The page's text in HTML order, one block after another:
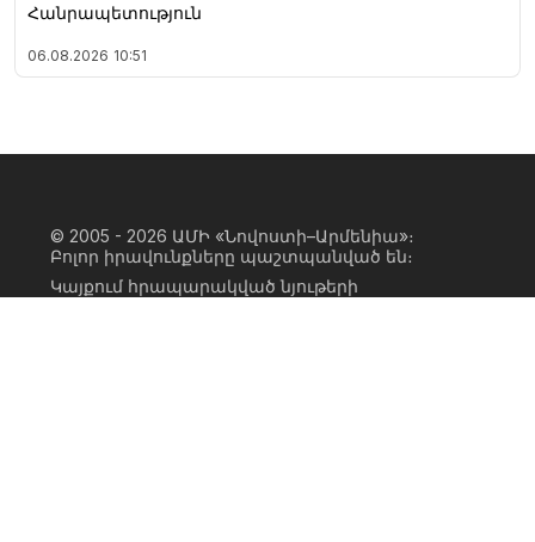
Հանրապետություն
06.08.2026 10:51
© 2005 - 2026 ԱՄԻ «Նովոստի–Արմենիա»։
Բոլոր իրավունքները պաշտպանված են։
Կայքում հրապարակված նյութերի